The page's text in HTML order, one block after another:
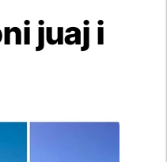
juaj i